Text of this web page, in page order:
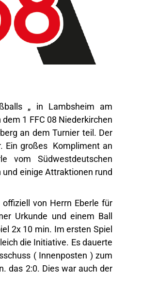
„ in Lambsheim am
1 FFC 08 Niederkirchen
an dem Turnier teil. Der
Ein großes Kompliment an
vom Südwestdeutschen
einige Attraktionen rund
von Herrn Eberle für
Urkunde und einem Ball
2x 10 min. Im ersten Spiel
die Initiative. Es dauerte
( Innenposten ) zum
das 2:0. Dies war auch der